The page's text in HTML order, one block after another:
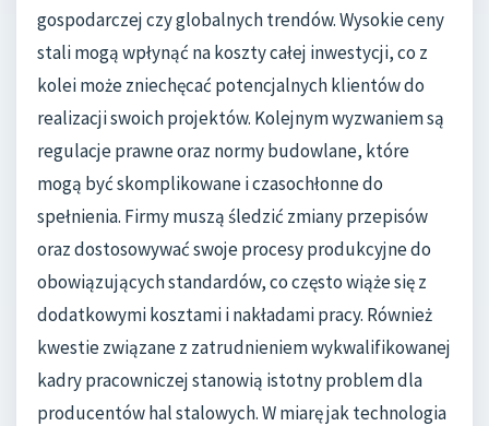
gospodarczej czy globalnych trendów. Wysokie ceny
stali mogą wpłynąć na koszty całej inwestycji, co z
kolei może zniechęcać potencjalnych klientów do
realizacji swoich projektów. Kolejnym wyzwaniem są
regulacje prawne oraz normy budowlane, które
mogą być skomplikowane i czasochłonne do
spełnienia. Firmy muszą śledzić zmiany przepisów
oraz dostosowywać swoje procesy produkcyjne do
obowiązujących standardów, co często wiąże się z
dodatkowymi kosztami i nakładami pracy. Również
kwestie związane z zatrudnieniem wykwalifikowanej
kadry pracowniczej stanowią istotny problem dla
producentów hal stalowych. W miarę jak technologia